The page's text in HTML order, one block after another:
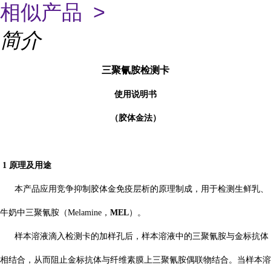
相似产品 >
简介
三聚氰胺检测卡
使用说明书
（胶体金法）
1 原理及用途
本产品应用竞争抑制胶体金免疫层析的原理制成，用于检测生鲜乳、
牛奶中三聚氰胺 （Melamine， MEL）。
样本溶液滴入检测卡的加样孔后，样本溶液中的三聚氰胺与金标抗体
相结合，从而阻止金标抗体与纤维素膜上三聚氰胺偶联物结合。当样本溶